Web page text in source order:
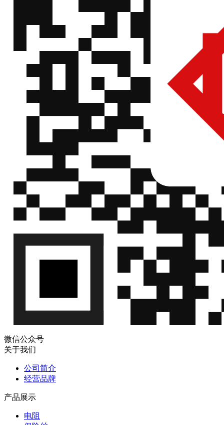
微信公众号
关于我们
公司简介
经营品牌
产品展示
电阻